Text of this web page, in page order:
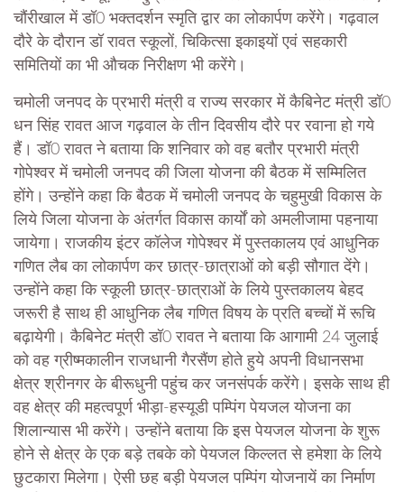
चौंरीखाल में डॉ0 भक्तदर्शन स्मृति द्वार का लोकार्पण करेंगे। गढ़वाल
दौरे के दौरान डॉ रावत स्कूलों, चिकित्सा इकाइयों एवं सहकारी
समितियों का भी औचक निरीक्षण भी करेंगे।
चमोली जनपद के प्रभारी मंत्री व राज्य सरकार में कैबिनेट मंत्री डॉ0
धन सिंह रावत आज गढ़वाल के तीन दिवसीय दौरे पर रवाना हो गये
हैं। डॉ0 रावत ने बताया कि शनिवार को वह बतौर प्रभारी मंत्री
गोपेश्वर में चमोली जनपद की जिला योजना की बैठक में सम्मिलित
होंगे। उन्होंने कहा कि बैठक में चमोली जनपद के चहुमुखी विकास के
लिये जिला योजना के अंतर्गत विकास कार्यों को अमलीजामा पहनाया
जायेगा। राजकीय इंटर कॉलेज गोपेश्वर में पुस्तकालय एवं आधुनिक
गणित लैब का लोकार्पण कर छात्र-छात्राओं को बड़ी सौगात देंगे।
उन्होंने कहा कि स्कूली छात्र-छात्राओं के लिये पुस्तकालय बेहद
जरूरी है साथ ही आधुनिक लैब गणित विषय के प्रति बच्चों में रूचि
बढ़ायेगी। कैबिनेट मंत्री डॉ0 रावत ने बताया कि आगामी 24 जुलाई
को वह ग्रीष्मकालीन राजधानी गैरसैंण होते हुये अपनी विधानसभा
क्षेत्र श्रीनगर के बीरूधुनी पहुंच कर जनसंपर्क करेंगे। इसके साथ ही
वह क्षेत्र की महत्वपूर्ण भीड़ा-हस्यूडी पम्पिंग पेयजल योजना का
शिलान्यास भी करेंगे। उन्होंने बताया कि इस पेयजल योजना के शुरू
होने से क्षेत्र के एक बड़े तबके को पेयजल किल्लत से हमेशा के लिये
छुटकारा मिलेगा। ऐसी छह बड़ी पेयजल पम्पिंग योजनायें का निर्माण